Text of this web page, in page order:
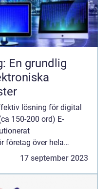
En grundlig
lösning för digital
150-200 ord) E-
företag över hela
en smidig och
17 september 2023